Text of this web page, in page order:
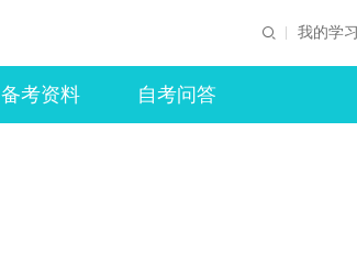
我的学习
备考资料 自考问答